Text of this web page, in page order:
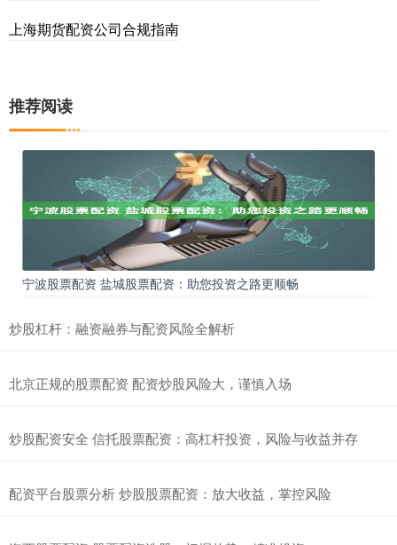
上海期货配资公司合规指南
推荐阅读
宁波股票配资 盐城股票配资：助您投资之路更顺畅
炒股杠杆：融资融券与配资风险全解析
北京正规的股票配资 配资炒股风险大，谨慎入场
炒股配资安全 信托股票配资：高杠杆投资，风险与收益并存
配资平台股票分析 炒股股票配资：放大收益，掌控风险